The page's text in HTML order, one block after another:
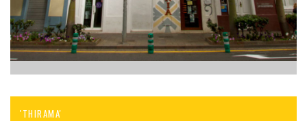
'THIRAMA'